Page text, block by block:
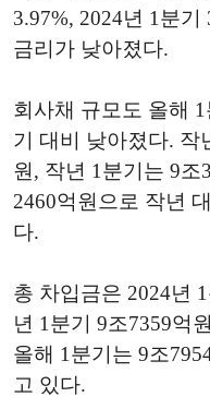
3.97%, 2024년 1분
금리가 낮아졌다.
회사채 규모도 올해
기 대비 낮아졌다. 작
원, 작년 1분기는 9조
2460억원으로 작년
다.
총 차입금은 2024년
년 1분기 9조7359억
올해 1분기는 9조
고 있다.